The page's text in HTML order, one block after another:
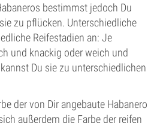
bestimmst jedoch Du
zu pflücken. Unterschiedliche
Reifestadien an: Je
und knackig oder weich und
Du sie zu unterschiedlichen
der von Dir angebaute Habanero
außerdem die Farbe der reifen